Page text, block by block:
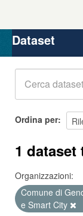
Organizzazioni
Gruppi
Dataset
Ordina per
1 dataset
Organizzazioni:
Comune di
e Smart City